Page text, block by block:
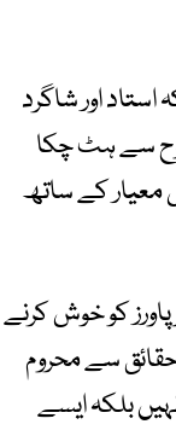
اور شاگرد
سے ہٹ چکا
معیار کے ساتھ
کو خوش کرنے
سے محروم
بلکہ ایسے